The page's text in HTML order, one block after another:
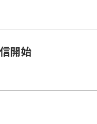
開始